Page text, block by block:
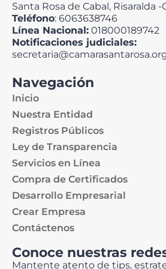
Santa Rosa de Cabal, Risaralda
Teléfono: 6063638746
Línea Nacional: 018000189742
Notificaciones judiciales:
Navegación
Inicio
Nuestra Entidad
Registros Públicos
Ley de Transparencia
Servicios en Línea
Compra de Certificados
Desarrollo Empresarial
Crear Empresa
Contáctenos
Conoce nuestras
Mantente atento de tips,